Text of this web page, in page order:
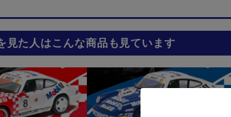
見た人はこんな商品も見ています